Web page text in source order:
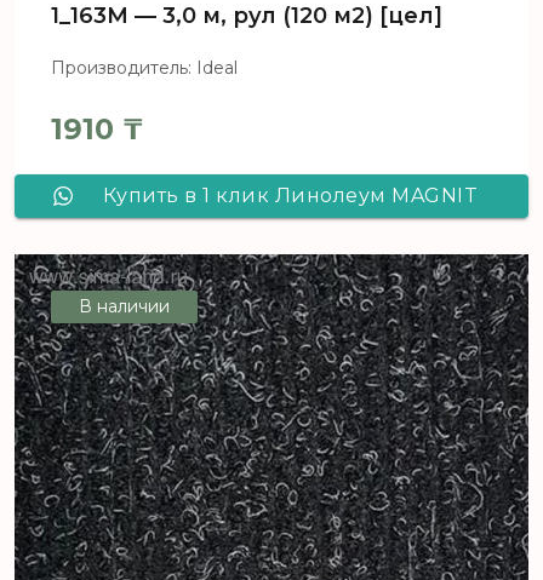
1_163M — 3,0 м, рул (120 м2) [цел]
Производитель: Ideal
1910 ₸
Купить в 1 клик Линолеум MAGNIT
м2) [цел]
В наличии